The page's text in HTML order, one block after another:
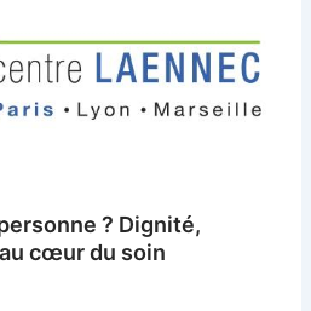
? Dignité,
cœur du soin